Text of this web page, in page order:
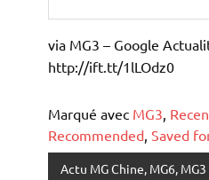
via MG3 – Google
http://ift.tt/1lLOdz0
Marqué avec MG3,
Recommended, Saved
Actu MG Chine, MG6, MG3